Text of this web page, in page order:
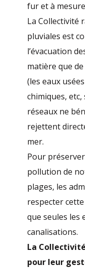
fur et à
La Collectivité
pluviales est
l’évacuation
matière que
(les eaux
chimiques,
réseaux ne
rejettent
mer.
Pour
pollution de
plages, les
respecter
que seules les
canalisations.
La
pour leur